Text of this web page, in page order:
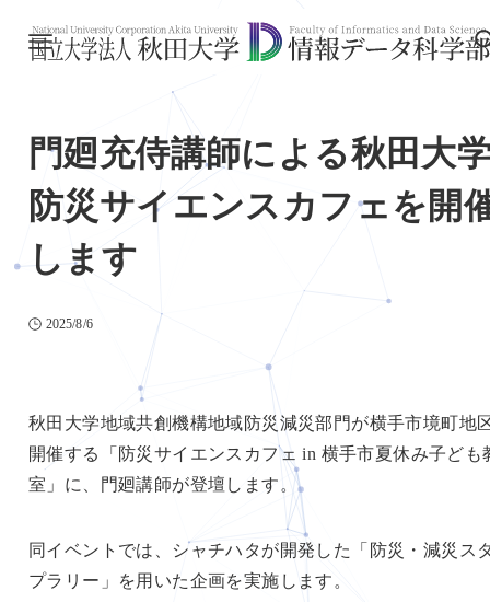
門廻充侍講師による秋田大
防災サイエンスカフェを開
します
2025/8/6
秋田大学地域共創機構地域防災減災部門が横手市境町地
開催する「防災サイエンスカフェ in 横手市夏休み子ども
室」に、門廻講師が登壇します。
同イベントでは、シャチハタが開発した「防災・減災ス
プラリー」を用いた企画を実施します。